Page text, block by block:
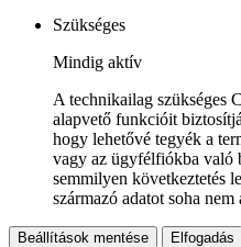
Szükséges
Mindig aktív
A technikailag szükséges
alapvető funkcióit
hogy lehetővé tegyék a
vagy az ügyfélfiókba való
semmilyen következtetés
származó adatot soha
Beállítások mentése Elfogadás